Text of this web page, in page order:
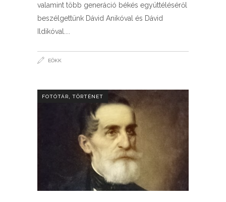
valamint több generáció békés együttéléséről
beszélgettünk Dávid Anikóval és Dávid
Ildikóval.
EÖKK
FOTÓTÁR TÖRTÉNET